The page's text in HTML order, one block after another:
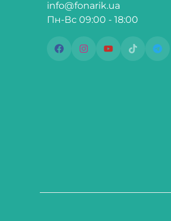
info@fonarik.ua
Пн-Вс 09:00 - 18:00